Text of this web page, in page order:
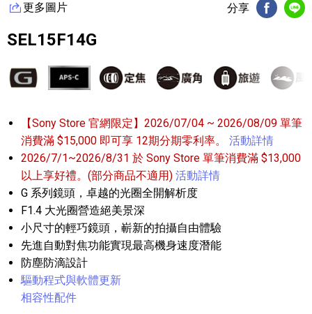
更多圖片 分享
FB分享
SEL15F14G
【Sony Store 官網限定】2026/07/04 ~ 2026/08/09 單筆
消費滿 $15,000 即可享 12期分期零利率。
活動詳情
2026/7/1~2026/8/31 於 Sony Store 單筆消費滿 $13,000
以上享好禮。(部分商品不適用) 活動詳情
G 系列鏡頭，卓越的光圈全開解析度
F1.4 大光圈營造絕美景深
小尺寸的輕巧鏡頭，嶄新的拍攝自由體驗
先進自動對焦功能實現最高機身速度潛能
防塵防滴設計
驅動程式與軟體更新
相容性配件